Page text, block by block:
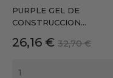
PURPLE GEL DE
CONSTRUCCION...
Precio
26,16 € Precio
32,70 €